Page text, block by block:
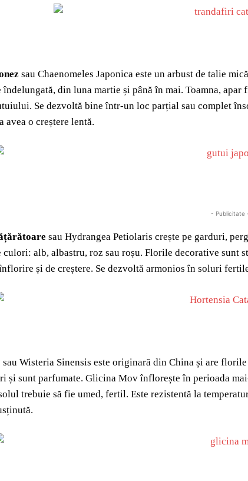
sau Chaenomeles Japonica este un arbust de talie
din luna martie și până în mai. Toamna,
Se dezvoltă bine într-un loc parțial sau complet
avea o creștere lentă.
- Publicitate
sau Hydrangea Petiolaris crește pe garduri,
culori: alb, albastru, roz sau roșu. Florile decorative sunt
și de creștere. Se dezvoltă armonios în soluri
sau Wisteria Sinensis este originară din China și are
și sunt parfumate. Glicina Mov înflorește în perioada
trebuie să fie umed, fertil. Este rezistentă la